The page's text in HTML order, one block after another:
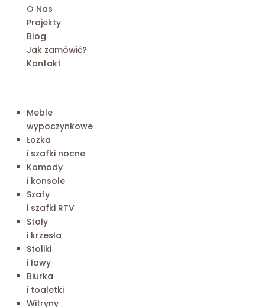
O Nas
Projekty
Blog
Jak zamówić?
Kontakt
Meble
wypoczynkowe
Łożka
i szafki nocne
Komody
i konsole
Szafy
i szafki RTV
Stoły
i krzesła
Stoliki
i ławy
Biurka
i toaletki
Witryny